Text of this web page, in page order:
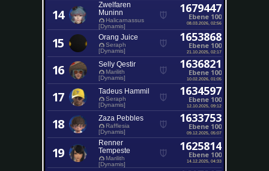
14
Zwelfaren
Muninn
Halicarnassus
[Dynamis]
1679447
Ebene 100
08.03.2026, 02:56
15 Orang Juice
Seraph
[Dynamis]
1653868
Ebene 100
21.10.2025, 02:17
16 Selly Qestir
Marilith
[Dynamis]
1636821
Ebene 100
10.02.2026, 01:05
17 Tadeus Hammil
Seraph
[Dynamis]
1634597
Ebene 100
12.10.2025, 09:12
18 Zaza Pebbles
Rafflesia
[Dynamis]
1633753
Ebene 100
09.12.2025, 05:07
19
Renner
Tempeste
Marilith
[Dynamis]
1625814
Ebene 100
14.12.2025, 04:33